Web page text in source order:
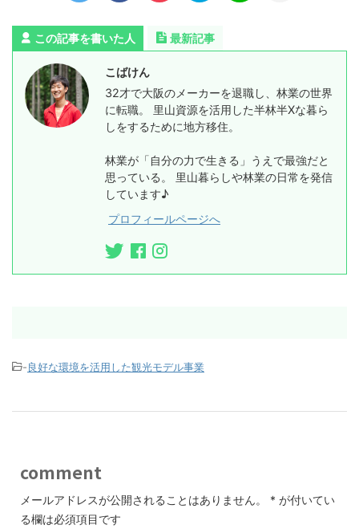
この記事を書いた人 最新記事
こばけん
32才で大阪のメーカーを退職し、林業の世界
に転職。 里山資源を活用した半林半Xな暮ら
しをするために地方移住。
林業が「自分の力で生きる」うえで最強だと
思っている。 里山暮らしや林業の日常を発信
しています♪
プロフィールページへ
-良好な環境を活用した観光モデル事業
comment
メールアドレスが公開されることはありません。 * が付いてい
る欄は必須項目です